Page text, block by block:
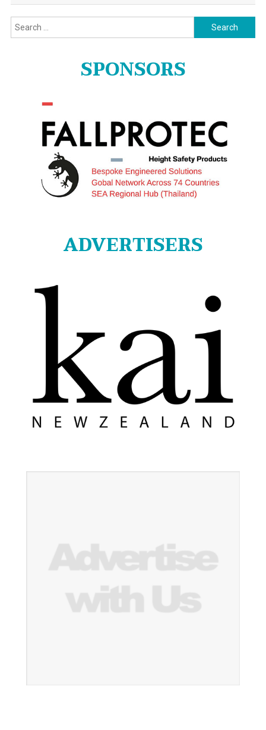
Search
for:
SPONSORS
ADVERTISERS